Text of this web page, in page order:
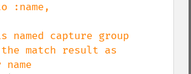
:name,
capture group
match result as